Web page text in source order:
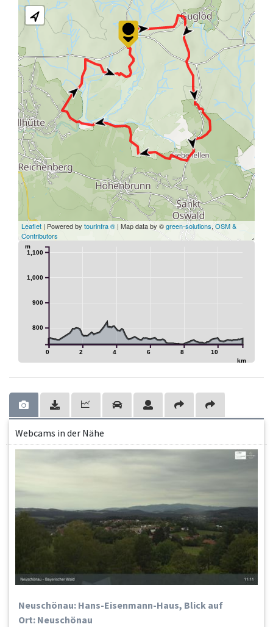
Leaflet | Powered by tourinfra ® | Map data by ©green-solutions,OSM &
Contributors
0 2 4 6 8 10
km
800
900
1,000
1,100
m
Webcams in der Nähe
Neuschönau: Hans-Eisenmann-Haus, Blick auf
Ort: Neuschönau